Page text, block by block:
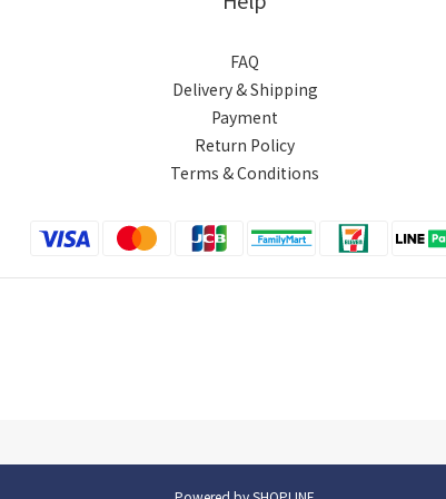
FAQ
Delivery & Shipping
Payment
Return Policy
Terms & Conditions